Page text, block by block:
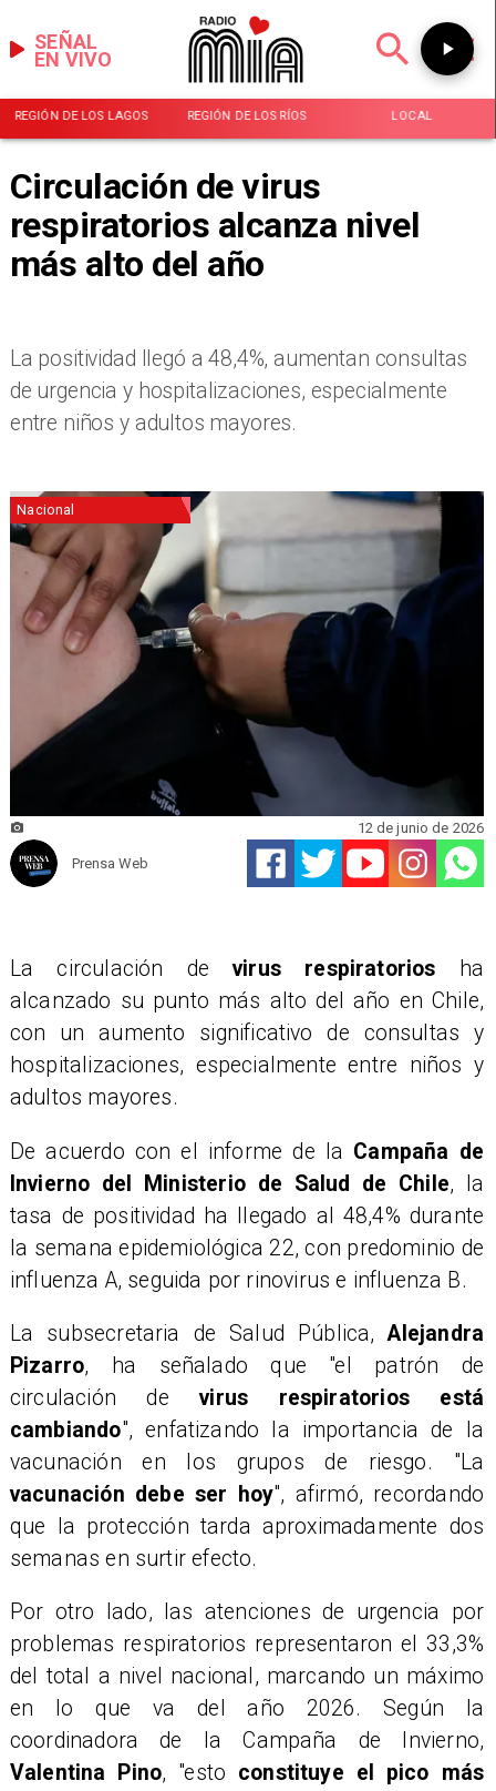
EN VIVO
SEÑAL
REGIÓN DE LOS LAGOS REGIÓN DE LOS RÍOS LOCAL
Circulación de virus
respiratorios alcanza nivel
más alto del año
La positividad llegó a 48,4%, aumentan consultas
de urgencia y hospitalizaciones, especialmente
entre niños y adultos mayores.
Nacional
Prensa Web
12 de junio de 2026
La circulación devirus respiratorios ha
alcanzado su punto más alto del año en Chile,
con un aumento significativo de consultas y
hospitalizaciones, especialmente entre niños y
adultos mayores.
De acuerdo con el informe de la Campaña de
Invierno del Ministerio de Salud de Chile, la
tasa de positividad ha llegado al 48,4% durante
la semana epidemiológica 22, con predominio de
influenza A, seguida por rinovirus e influenza B.
La subsecretaria de Salud Pública,Alejandra
Pizarro, ha señalado que "el patrón de
circulación devirus respiratorios está
cambiando", enfatizando la importancia de la
vacunación en los grupos de riesgo. "La
vacunación debe ser hoy", afirmó, recordando
que la protección tarda aproximadamente dos
semanas en surtir efecto.
Por otro lado, las atenciones de urgencia por
problemas respiratorios representaron el 33,3%
del total a nivel nacional, marcando un máximo
en lo que va del año 2026. Según la
coordinadora de la Campaña de Invierno,
Valentina Pino, "esto constituye el pico más